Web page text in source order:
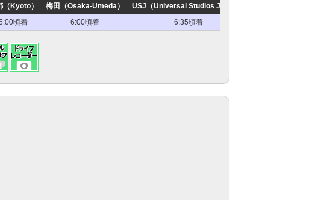
（Kyoto） 梅田（Osaka-Umeda） USJ（Universal Studios Japan）
頃着 6:00頃着 6:35頃着